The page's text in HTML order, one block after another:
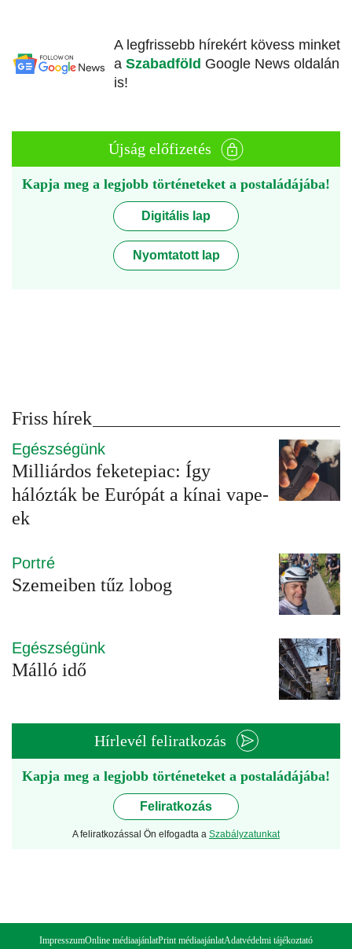
A legfrissebb hírekért kövess minket
a Szabadföld Google News oldalán
is!
Újság előfizetés
Kapja meg a legjobb történeteket a postaládájába!
Digitális lap
Nyomtatott lap
Friss hírek
Egészségünk
Milliárdos feketepiac: Így
hálózták be Európát a kínai vape-
ek
Portré
Szemeiben tűz lobog
Egészségünk
Málló idő
Hírlevél feliratkozás
Kapja meg a legjobb történeteket a postaládájába!
Feliratkozás
A feliratkozással Ön elfogadta a Szabályzatunkat
ImpresszumOnline médiaajánlatPrint médiaajánlatAdatvédelmi tájékoztató